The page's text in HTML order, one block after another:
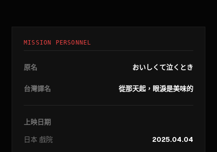
MISSION PERSONNEL
原名 おいしくて泣くとき
台灣譯名 從那天起，眼淚是美味的
上映日期
日本 戲院
2025.04.04